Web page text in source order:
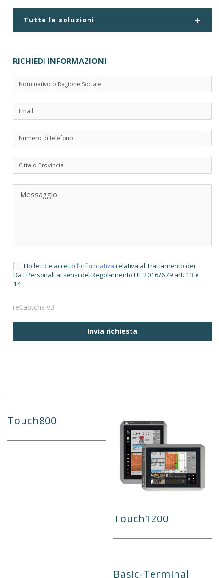
+
Tutte le soluzioni
RICHIEDI INFORMAZIONI
Ho letto e accettol’informativa relativa al Trattamento dei
Dati Personali ai sensi del Regolamento UE 2016/679 art. 13 e
14.
reCaptcha v3
Invia richiesta
Touch800
Touch1200
Basic-Terminal